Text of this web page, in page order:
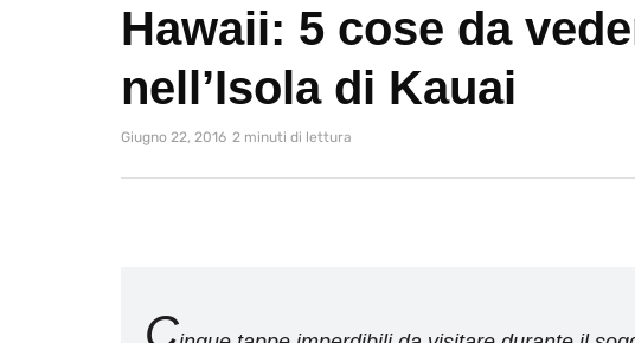
Hawaii: 5 cose da
nell’Isola di Kauai
Giugno 22, 2016 2 minuti di lettura
C